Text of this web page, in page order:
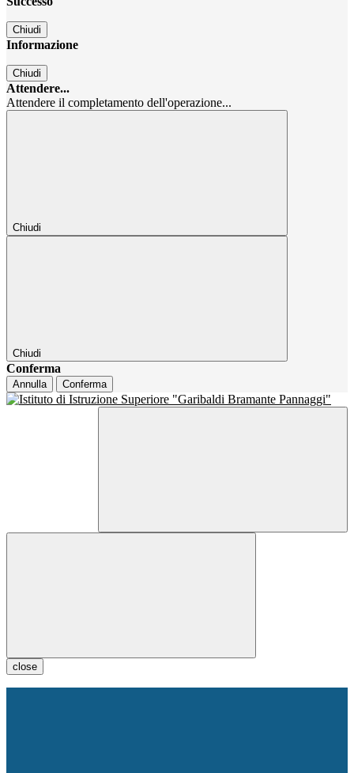
Chiudi
Informazione
Chiudi
Attendere...
Attendere il completamento dell'operazione...
Chiudi
Chiudi
Conferma
Annulla Conferma
close